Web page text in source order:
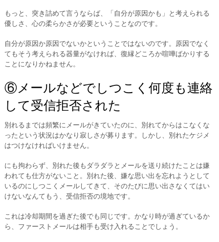
もっと、突き詰めて言うならば、「自分が原因かも」と考えられる
優しさ、心の柔らかさが必要ということなのです。
自分が原因か原因でないかということではないのです。原因でなく
てもそう考えられる器量がなければ、復縁どころか喧嘩ばかりする
ことになりかねません。
⑥メールなどでしつこく何度も連絡
して受信拒否された
別れるまでは頻繁にメールがきていたのに、別れてからはこなくな
ったという状況はかなり寂しさが募ります。しかし、別れたケジメ
はつけなければいけません。
にも拘わらず、別れた後もダラダラとメールを送り続けたことは嫌
われても仕方がないこと。別れた後、嫌な思い出を忘れようとして
いるのにしつこくメールしてきて、そのたびに思い出さなくてはい
けないなんてもう、受信拒否の境地です。
これは冷却期間を過ぎた後でも同じです。かなり時が過ぎているか
ら、ファーストメールは相手も受け入れることでしょう。